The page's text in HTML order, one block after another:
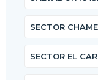
SECTOR
SECTOR EL